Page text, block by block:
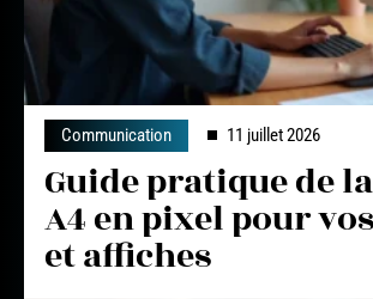
Communication 11 juillet 2026
Guide pratique de
A4 en pixel pour
et affiches